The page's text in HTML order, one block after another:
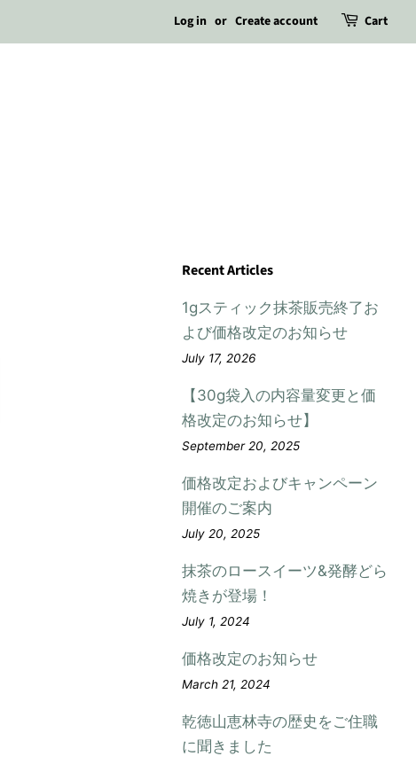
Log in or Create account Cart
Recent Articles
1gスティック抹茶販売終了お
よび価格改定のお知らせ
July 17, 2026
【30g袋入の内容量変更と価
格改定のお知らせ】
September 20, 2025
価格改定およびキャンペーン
開催のご案内
July 20, 2025
抹茶のロースイーツ&発酵どら
焼きが登場！
July 1, 2024
価格改定のお知らせ
March 21, 2024
乾徳山恵林寺の歴史をご住職
に聞きました